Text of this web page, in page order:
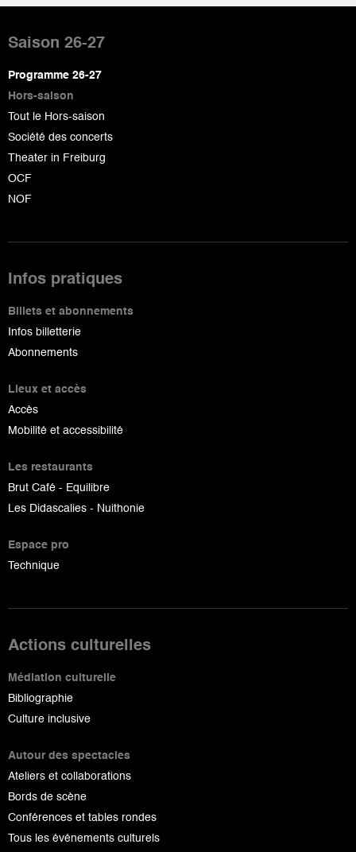
de
page
Saison 26-27
Programme 26-27
Hors-saison
Tout le Hors-saison
Société des concerts
Theater in Freiburg
OCF
NOF
Infos pratiques
Billets et abonnements
Infos billetterie
Abonnements
Lieux et accès
Accès
Mobilité et accessibilité
Les restaurants
Brut Café - Equilibre
Les Didascalies - Nuithonie
Espace pro
Technique
Actions culturelles
Médiation culturelle
Bibliographie
Culture inclusive
Autour des spectacles
Ateliers et collaborations
Bords de scène
Conférences et tables rondes
Tous les événements culturels